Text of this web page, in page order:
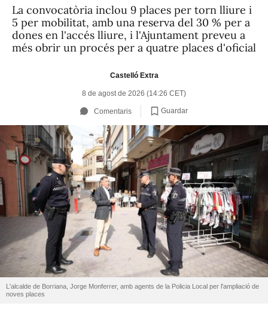
La convocatòria inclou 9 places per torn lliure i
5 per mobilitat, amb una reserva del 30 % per a
dones en l'accés lliure, i l'Ajuntament preveu a
més obrir un procés per a quatre places d'oficial
Castelló Extra
8 de agost de 2026 (14:26 CET)
Comentaris Guardar
L'alcalde de Borriana, Jorge Monferrer, amb agents de la Policia Local per l'ampliació de
noves places